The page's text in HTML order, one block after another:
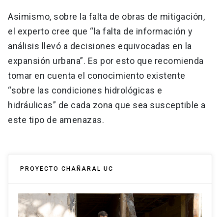
Asimismo, sobre la falta de obras de mitigación,
el experto cree que “la falta de información y
análisis llevó a decisiones equivocadas en la
expansión urbana”. Es por esto que recomienda
tomar en cuenta el conocimiento existente
“sobre las condiciones hidrológicas e
hidráulicas” de cada zona que sea susceptible a
este tipo de amenazas.
PROYECTO CHAÑARAL UC